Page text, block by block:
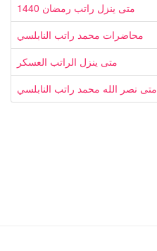
متى ينزل راتب رمضان 1440
محاضرات محمد راتب النابلسي
متى ينزل الراتب العسكر
متى نصر الله محمد راتب النابلسي